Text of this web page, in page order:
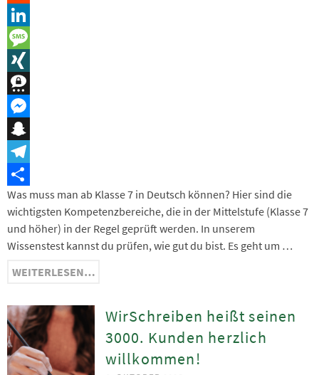
Reddit
LinkedIn
Message
XING
Threema
Messenger
Snapchat
Telegram
Teilen
Was muss man ab Klasse 7 in Deutsch können? Hier sind die
wichtigsten Kompetenzbereiche, die in der Mittelstufe (Klasse 7
und höher) in der Regel geprüft werden. In unserem
Wissenstest kannst du prüfen, wie gut du bist. Es geht um …
WEITERLESEN…
WirSchreiben heißt seinen
3000. Kunden herzlich
willkommen!